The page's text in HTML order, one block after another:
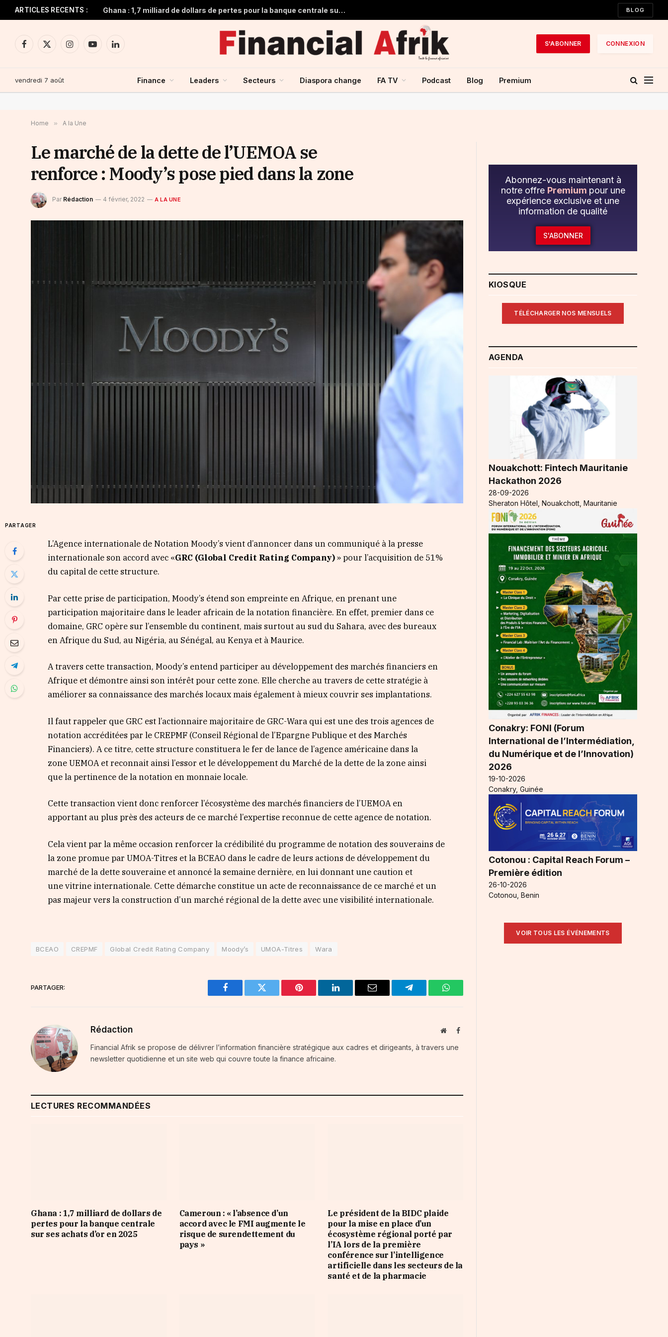
ARTICLES RECENTS : Ghana : 1,7 milliard de dollars de pertes pour la banque centrale sur ses achats d’or en 2025 BLOG
Facebook
X
InstagramYouTubeLinkedIn
S'ABONNER CONNEXION
vendredi 7 août Finance Leaders Secteurs Diaspora change FA TV Podcast Blog Premium
Home » A la Une
Le marché de la dette de l’UEMOA se
renforce : Moody’s pose pied dans la zone
Par Rédaction 4 février, 2022 A LA UNE
PARTAGER
L’Agence internationale de Notation Moody’s vient d’annoncer dans un communiqué à la presse
internationale son accord avec «GRC (Global Credit Rating Company)» pour l’acquisition de 51%
du capital de cette structure.
Par cette prise de participation, Moody’s étend son empreinte en Afrique, en prenant une
participation majoritaire dans le leader africain de la notation financière. En effet, premier dans ce
domaine, GRC opère sur l’ensemble du continent, mais surtout au sud du Sahara, avec des bureaux
en Afrique du Sud, au Nigéria, au Sénégal, au Kenya et à Maurice.
A travers cette transaction, Moody’s entend participer au développement des marchés financiers en
Afrique et démontre ainsi son intérêt pour cette zone. Elle cherche au travers de cette stratégie à
améliorer sa connaissance des marchés locaux mais également à mieux couvrir ses implantations.
Il faut rappeler que GRC est l’actionnaire majoritaire de GRC-Wara qui est une des trois agences de
notation accréditées par le CREPMF (Conseil Régional de l’Epargne Publique et des Marchés
Financiers). A ce titre, cette structure constituera le fer de lance de l’agence américaine dans la
zone UEMOA et reconnait ainsi l’essor et le développement du Marché de la dette de la zone ainsi
que la pertinence de la notation en monnaie locale.
Cette transaction vient donc renforcer l’écosystème des marchés financiers de l’UEMOA en
apportant au plus près des acteurs de ce marché l’expertise reconnue de cette agence de notation.
Cela vient par la même occasion renforcer la crédibilité du programme de notation des souverains de
la zone promue par UMOA-Titres et la BCEAO dans le cadre de leurs actions de développement du
marché de la dette souveraine et annoncé la semaine dernière, en lui donnant une caution et
une vitrine internationale. Cette démarche constitue un acte de reconnaissance de ce marché et un
pas majeur vers la construction d’un marché régional de la dette avec une visibilité internationale.
BCEAO CREPMF Global Credit Rating Company Moody’s UMOA-Titres Wara
PARTAGER:
Facebook Twitter Pinterest LinkedIn Email Telegram WhatsApp
Rédaction WebsiteFacebook
Financial Afrik se propose de délivrer l’information financière stratégique aux cadres et dirigeants, à travers une
newsletter quotidienne et un site web qui couvre toute la finance africaine.
LECTURES RECOMMANDÉES
Ghana : 1,7 milliard de dollars de
pertes pour la banque centrale
sur ses achats d’or en 2025
Cameroun : « l’absence d’un
accord avec le FMI augmente le
risque de surendettement du
pays »
Le président de la BIDC plaide
pour la mise en place d’un
écosystème régional porté par
l’IA lors de la première
conférence sur l’intelligence
artificielle dans les secteurs de la
santé et de la pharmacie
Abonnez-vous maintenant à
notre offre Premium pour une
expérience exclusive et une
information de qualité
S'ABONNER
KIOSQUE
TÉLÉCHARGER NOS MENSUELS
AGENDA
Nouakchott: Fintech Mauritanie
Hackathon 2026
28-09-2026
Sheraton Hôtel, Nouakchott, Mauritanie
Conakry: FONI (Forum
International de l’Intermédiation,
du Numérique et de l’Innovation)
2026
19-10-2026
Conakry, Guinée
Cotonou : Capital Reach Forum –
Première édition
26-10-2026
Cotonou, Benin
VOIR TOUS LES ÉVÉNEMENTS